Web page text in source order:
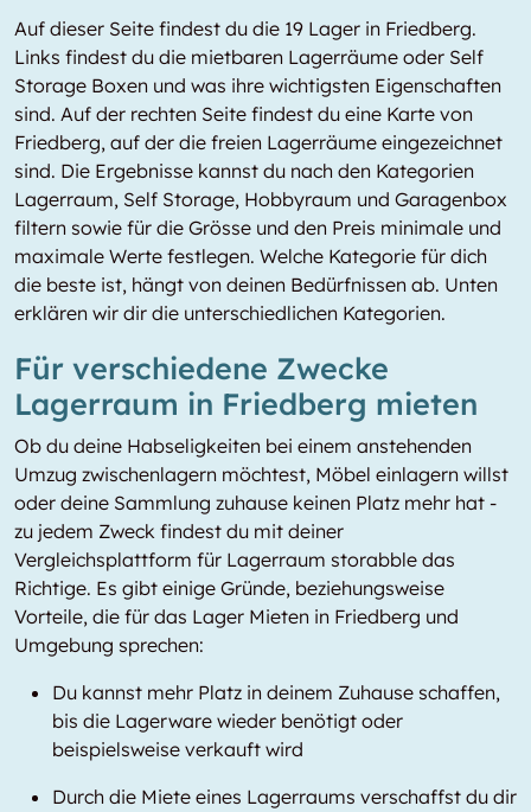
Auf dieser Seite findest du die 19 Lager in Friedberg.
Links findest du die mietbaren Lagerräume oder Self
Storage Boxen und was ihre wichtigsten Eigenschaften
sind. Auf der rechten Seite findest du eine Karte von
Friedberg, auf der die freien Lagerräume eingezeichnet
sind. Die Ergebnisse kannst du nach den Kategorien
Lagerraum, Self Storage, Hobbyraum und Garagenbox
filtern sowie für die Grösse und den Preis minimale und
maximale Werte festlegen. Welche Kategorie für dich
die beste ist, hängt von deinen Bedürfnissen ab. Unten
erklären wir dir die unterschiedlichen Kategorien.
Für verschiedene Zwecke
Lagerraum in Friedberg mieten
Ob du deine Habseligkeiten bei einem anstehenden
Umzug zwischenlagern möchtest, Möbel einlagern willst
oder deine Sammlung zuhause keinen Platz mehr hat -
zu jedem Zweck findest du mit deiner
Vergleichsplattform für Lagerraum storabble das
Richtige. Es gibt einige Gründe, beziehungsweise
Vorteile, die für das Lager Mieten in Friedberg und
Umgebung sprechen:
Du kannst mehr Platz in deinem Zuhause schaffen,
bis die Lagerware wieder benötigt oder
beispielsweise verkauft wird
Durch die Miete eines Lagerraums verschaffst du dir